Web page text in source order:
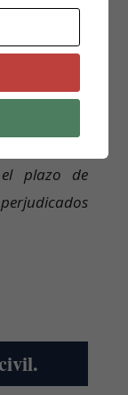
la LECrim
si no se
plazo de